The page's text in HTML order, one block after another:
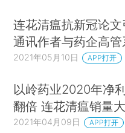
连花清瘟抗新冠论文
通讯作者与药企高
2021年05月10日 APP打开
以岭药业2020年净
翻倍 连花清瘟销量
2021年04月09日 APP打开